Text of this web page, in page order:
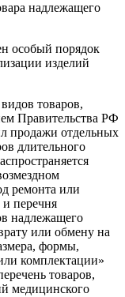
надлежащего
особый порядок
изделий
товаров,
Правительства РФ
продажи отдельных
длительного
ремонта или
и перечня
надлежащего
или обмену на
формы,
комплектации»
товаров,
медицинского